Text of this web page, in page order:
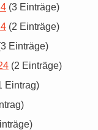
(3 Einträge)
(2 Einträge)
Einträge)
(2 Einträge)
Eintrag)